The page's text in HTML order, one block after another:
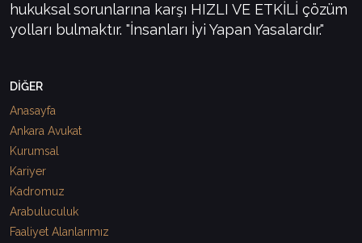
hukuksal sorunlarına karşı HIZLI VE ETKİLİ çözüm
yolları bulmaktır. "İnsanları İyi Yapan Yasalardır."
DİĞER
Anasayfa
Ankara Avukat
Kurumsal
Kariyer
Kadromuz
Arabuluculuk
Faaliyet Alanlarımız